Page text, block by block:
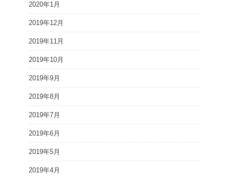
2020年1月
2019年12月
2019年11月
2019年10月
2019年9月
2019年8月
2019年7月
2019年6月
2019年5月
2019年4月